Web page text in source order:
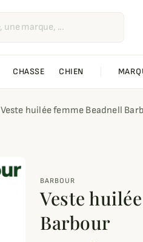
CHASSE CHIEN
Veste huilée femme Beadnell
BARBOUR
Veste
Barbour